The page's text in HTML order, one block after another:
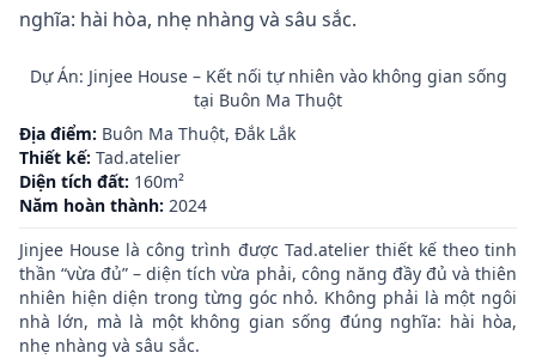
nghĩa: hài hòa, nhẹ nhàng và sâu sắc.
Dự Án: Jinjee House – Kết nối tự nhiên vào không gian sống
tại Buôn Ma Thuột
Địa điểm: Buôn Ma Thuột, Đắk Lắk
Thiết kế: Tad.atelier
Diện tích đất: 160m²
Năm hoàn thành: 2024
Jinjee House là công trình được Tad.atelier thiết kế theo tinh
thần “vừa đủ” – diện tích vừa phải, công năng đầy đủ và thiên
nhiên hiện diện trong từng góc nhỏ. Không phải là một ngôi
nhà lớn, mà là một không gian sống đúng nghĩa: hài hòa,
nhẹ nhàng và sâu sắc.